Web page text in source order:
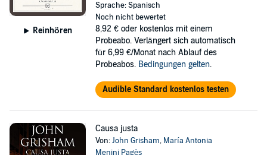
Reinhören
Sprache: Spanisch
Noch nicht bewertet
8,92 € oder kostenlos mit einem
Probeabo. Verlängert sich automatisch
für 6,99 €/Monat nach Ablauf des
Probeabos. Bedingungen gelten.
Audible Standard kostenlos testen
Causa justa
Von:John Grisham, María Antonia
Menini Pagès